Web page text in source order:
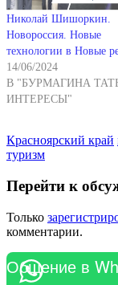
Николай Шишоркин.
Новороссия. Новые
технологии в Новые
14/06/2024
В "БУРМАГИНА
ИНТЕРЕСЫ"
Красноярский край
туризм
Перейти к
Только
комментарии.
Общение в